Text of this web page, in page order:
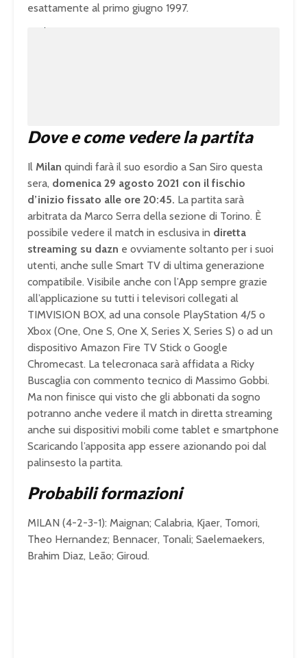
esattamente al primo giugno 1997.
Dove e come vedere la partita
Il Milan quindi farà il suo esordio a San Siro questa
sera, domenica 29 agosto 2021 con il fischio
d’inizio fissato alle ore 20:45. La partita sarà
arbitrata da Marco Serra della sezione di Torino. È
possibile vedere il match in esclusiva in diretta
streaming su dazn e ovviamente soltanto per i suoi
utenti, anche sulle Smart TV di ultima generazione
compatibile. Visibile anche con l’App sempre grazie
all’applicazione su tutti i televisori collegati al
TIMVISION BOX, ad una console PlayStation 4/5 o
Xbox (One, One S, One X, Series X, Series S) o ad un
dispositivo Amazon Fire TV Stick o Google
Chromecast. La telecronaca sarà affidata a Ricky
Buscaglia con commento tecnico di Massimo Gobbi.
Ma non finisce qui visto che gli abbonati da sogno
potranno anche vedere il match in diretta streaming
anche sui dispositivi mobili come tablet e smartphone
Scaricando l’apposita app essere azionando poi dal
palinsesto la partita.
Probabili formazioni
MILAN (4-2-3-1): Maignan; Calabria, Kjaer, Tomori,
Theo Hernandez; Bennacer, Tonali; Saelemaekers,
Brahim Diaz, Leão; Giroud.